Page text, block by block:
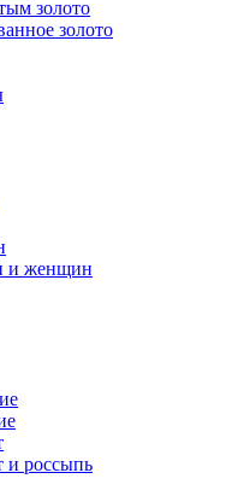
золото
золото
и женщин
и россыпь